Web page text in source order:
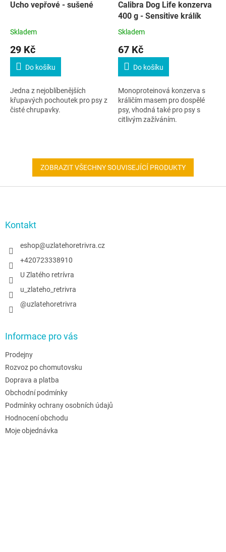
Ucho vepřové - sušené
Skladem
29 Kč
Do košíku
Jedna z nejoblíbenějších
křupavých pochoutek pro psy z
čisté chrupavky.
Calibra Dog Life konzerva
400 g - Sensitive králík
Skladem
67 Kč
Do košíku
Monoproteinová konzerva s
králičím masem pro dospělé
psy, vhodná také pro psy s
citlivým zažíváním.
ZOBRAZIT VŠECHNY SOUVISEJÍCÍ PRODUKTY
Kontakt
eshop@uzlatehoretrivra.cz
+420723338910
U Zlatého retrívra
u_zlateho_retrivra
@uzlatehoretrivra
Informace pro vás
Prodejny
Rozvoz po chomutovsku
Doprava a platba
Obchodní podmínky
Podmínky ochrany osobních údajů
Hodnocení obchodu
Moje objednávka